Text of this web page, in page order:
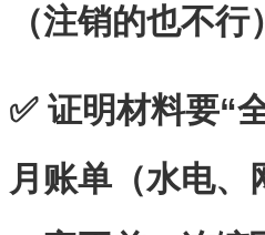
（注销的也不行
✅ 证明材料要“
月账单（水电